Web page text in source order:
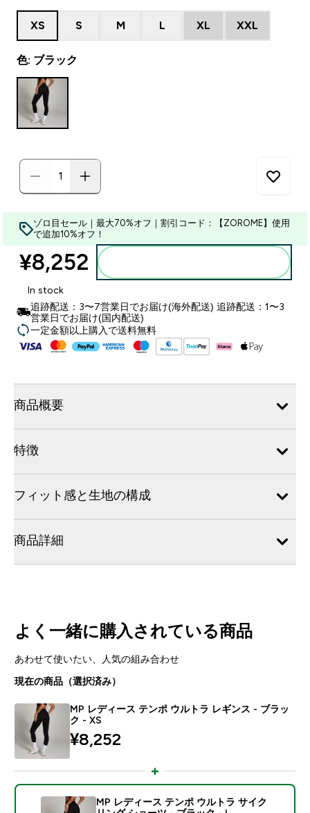
XS S M L XL XXL
色: ブラック
ゾロ目セール｜最大70%オフ｜割引コード：【ZOROME】使用
で追加10%オフ！
¥8,252‎
In stock
追跡配送：3〜7営業日でお届け(海外配送) 追跡配送：1〜3
営業日でお届け(国内配送)
一定金額以上購入で送料無料
商品概要
特徴
フィット感と生地の構成
商品詳細
よく一緒に購入されている商品
あわせて使いたい、人気の組み合わせ
現在の商品（選択済み）
MP レディース テンポ ウルトラ レギンス - ブラッ
ク - XS
¥8,252‎
MP レディース テンポ ウルトラ サイク